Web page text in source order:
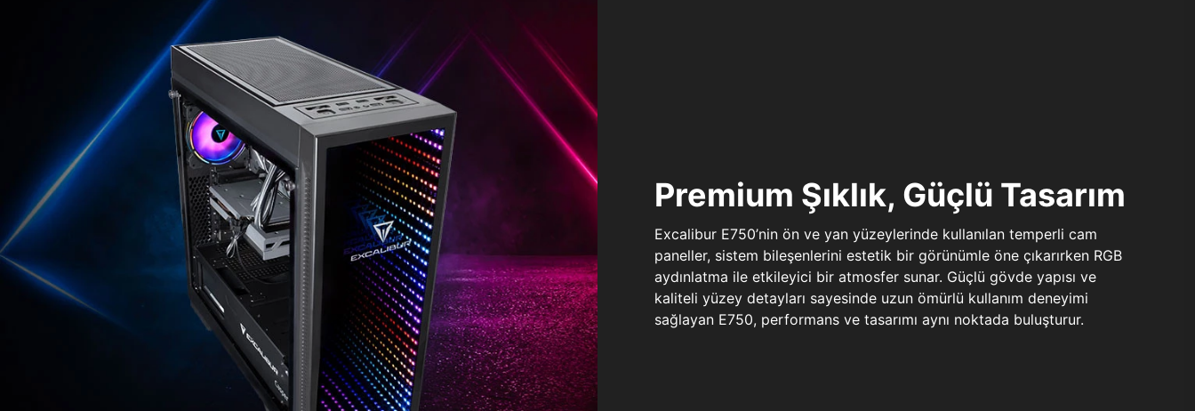
Premium Şıklık, Güçlü Tasarım
Excalibur E750’nin ön ve yan yüzeylerinde kullanılan temperli cam
paneller, sistem bileşenlerini estetik bir görünümle öne çıkarırken RGB
aydınlatma ile etkileyici bir atmosfer sunar. Güçlü gövde yapısı ve
kaliteli yüzey detayları sayesinde uzun ömürlü kullanım deneyimi
sağlayan E750, performans ve tasarımı aynı noktada buluşturur.